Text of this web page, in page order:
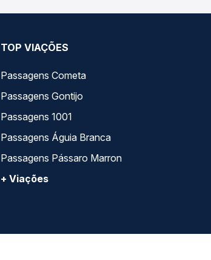
TOP VIAÇÕES
Passagens Cometa
Passagens Gontijo
Passagens 1001
Passagens Águia Branca
Passagens Pássaro Marron
+ Viações